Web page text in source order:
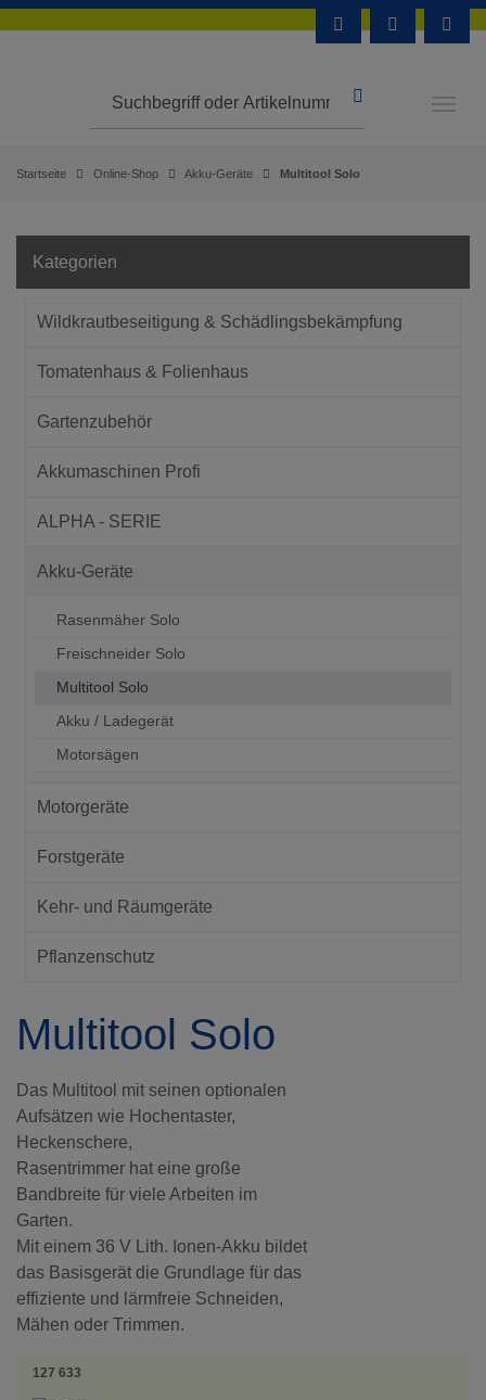
Startseite Online-Shop Akku-Geräte Multitool Solo
Kategorien
Wildkrautbeseitigung & Schädlingsbekämpfung
Tomatenhaus & Folienhaus
Gartenzubehör
Akkumaschinen Profi
ALPHA - SERIE
Akku-Geräte
Rasenmäher Solo
Freischneider Solo
Multitool Solo
Akku / Ladegerät
Motorsägen
Motorgeräte
Forstgeräte
Kehr- und Räumgeräte
Pflanzenschutz
Multitool Solo
Das Multitool mit seinen optionalen
Aufsätzen wie Hochentaster,
Heckenschere,
Rasentrimmer hat eine große
Bandbreite für viele Arbeiten im
Garten.
Mit einem 36 V Lith. Ionen-Akku bildet
das Basisgerät die Grundlage für das
effiziente und lärmfreie Schneiden,
Mähen oder Trimmen.
127 633